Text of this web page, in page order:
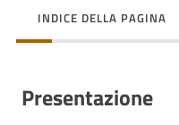
territorio
INDICE DELLA PAGINA
Presentazione